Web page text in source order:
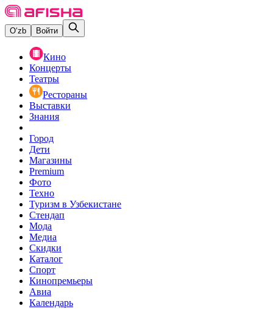
O‘zb Войти
Кино
Концерты
Театры
Рестораны
Выставки
Знания
Город
Дети
Магазины
Premium
Фото
Техно
Туризм в Узбекистане
Стендап
Мода
Медиа
Скидки
Каталог
Спорт
Кинопремьеры
Авиа
Календарь